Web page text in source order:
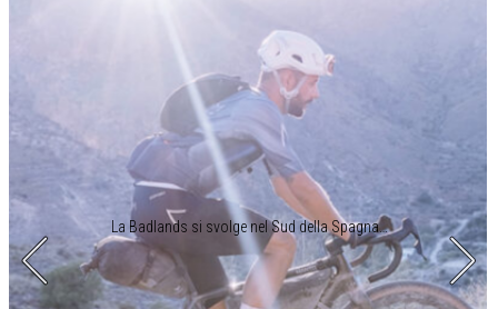
La Badlands si svolge nel Sud della Spagna…